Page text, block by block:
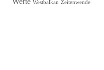
Westbalkan Zeitenwende